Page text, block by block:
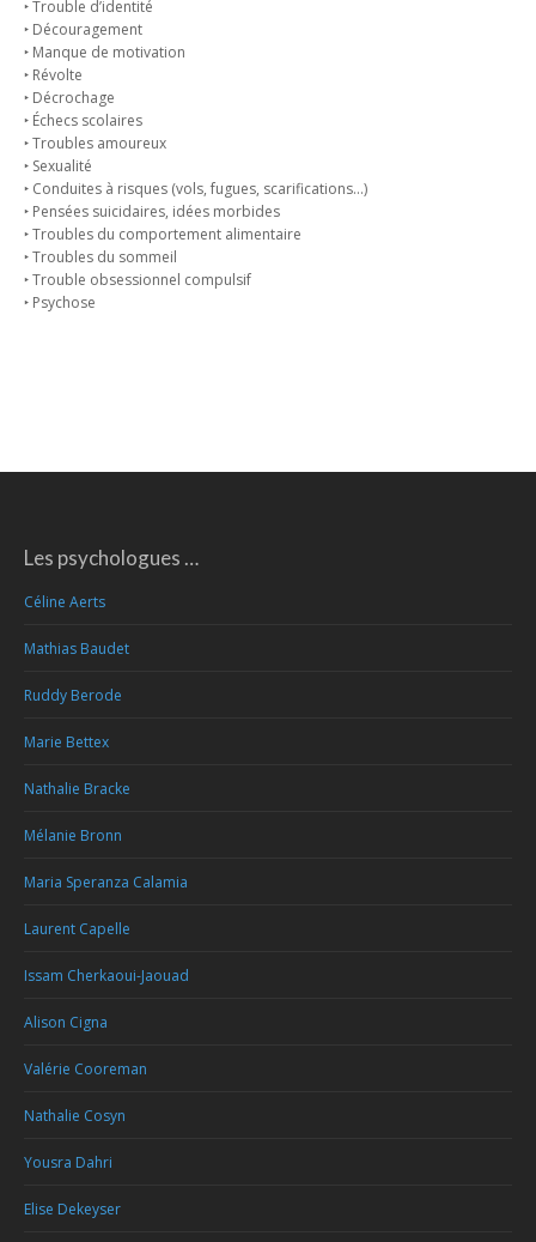
‣ Trouble d’identité
‣ Découragement
‣ Manque de motivation
‣ Révolte
‣ Décrochage
‣ Échecs scolaires
‣ Troubles amoureux
‣ Sexualité
‣ Conduites à risques (vols, fugues, scarifications…)
‣ Pensées suicidaires, idées morbides
‣ Troubles du comportement alimentaire
‣ Troubles du sommeil
‣ Trouble obsessionnel compulsif
‣ Psychose
Les psychologues …
Céline Aerts
Mathias Baudet
Ruddy Berode
Marie Bettex
Nathalie Bracke
Mélanie Bronn
Maria Speranza Calamia
Laurent Capelle
Issam Cherkaoui-Jaouad
Alison Cigna
Valérie Cooreman
Nathalie Cosyn
Yousra Dahri
Elise Dekeyser